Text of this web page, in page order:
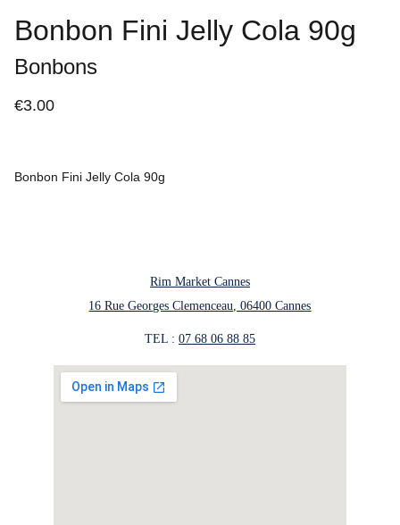
Bonbon Fini Jelly Cola 90g
Bonbons
€3.00
Bonbon Fini Jelly Cola 90g
Rim Market Cannes
16 Rue Georges Clemenceau, 06400 Cannes
TEL : 07 68 06 88 85